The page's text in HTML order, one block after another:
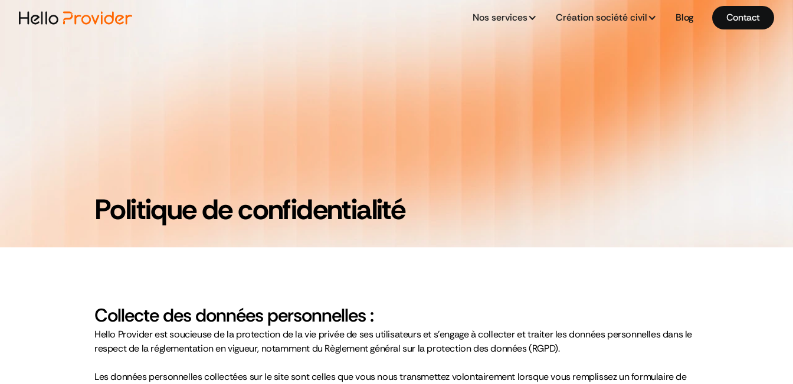
Nos services Création société civil Blog Contact
Politique de confidentialité
Collecte des données personnelles :
Hello Provider est soucieuse de la protection de la vie privée de ses utilisateurs et s’engage à collecter et traiter les données personnelles dans le
respect de la réglementation en vigueur, notamment du Règlement général sur la protection des données (RGPD).
Les données personnelles collectées sur le site sont celles que vous nous transmettez volontairement lorsque vous remplissez un formulaire de